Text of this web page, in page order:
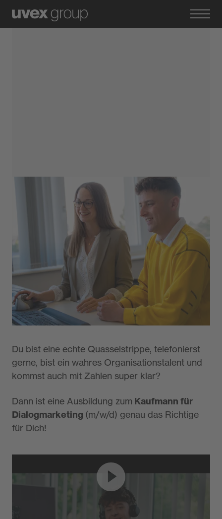
Standort Fürth
Kaufmann für
Dialogmarketing (m/w/d)
Details zur Ausbildung
Du bist eine echte Quasselstrippe, telefonierst
gerne, bist ein wahres Organisationstalent und
kommst auch mit Zahlen super klar?​
Dann ist eine Ausbildung zum Kaufmann für
Dialogmarketing (m/w/d) genau das Richtige
für Dich!